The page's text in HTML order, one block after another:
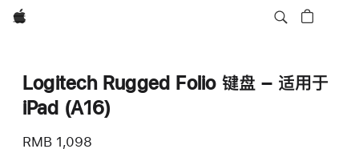
Apple
Logitech Rugged Folio 键盘 – 适用于
iPad (A16)
RMB 1,098